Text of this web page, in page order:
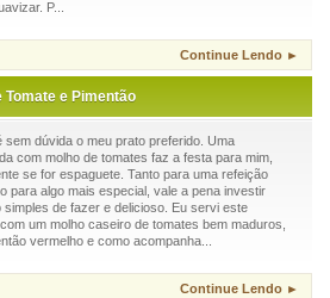
P...
Continue Lendo ►
Tomate e Pimentão
sem dúvida o meu prato preferido. Uma
com molho de tomates faz a festa para mim,
se for espaguete. Tanto para uma refeição
para algo mais especial, vale a pena investir
simples de fazer e delicioso. Eu servi este
um molho caseiro de tomates bem maduros,
vermelho e como acompanha...
Continue Lendo ►